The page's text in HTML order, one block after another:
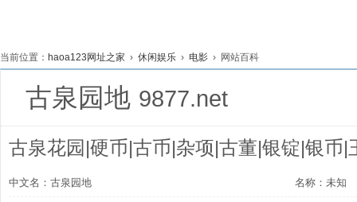
当前位置： haoa123网址之家 › 休闲娱乐 › 电影 › 网站百科
古泉园地 9877.net
古泉花园|硬币|古币|杂项|古董|银锭|银币|
中文名：古泉园地 名称：未知